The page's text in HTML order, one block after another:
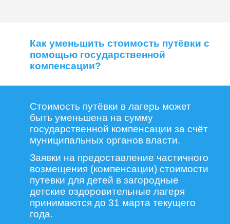
Как уменьшить стоимость путёвки с
помощью государственной
компенсации?
Стоимость путёвки в лагерь может
быть уменьшена на сумму
государственной компенсации за счёт
муниципальных органов власти.
Заявки на предоставление частичного
возмещения (компенсации) стоимости
путевки для детей в загородные
детские оздоровительные лагеря
принимаются до 31 марта текущего
года.